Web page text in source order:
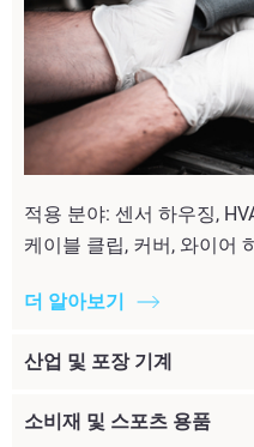
적용 분야: 센서 하우징,
케이블 클립, 커버, 와이어
더 알아보기
산업 및 포장 기계
소비재 및 스포츠 용품